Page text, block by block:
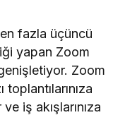
fazla üçüncü
yapan Zoom
Zoom
iş akışlarınıza